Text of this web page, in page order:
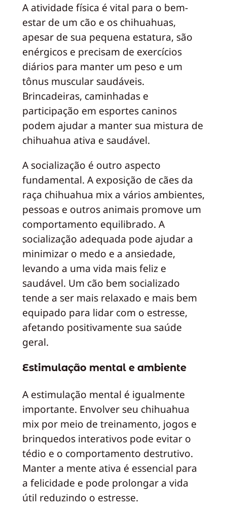
A atividade física é vital para o bem-
estar de um cão e os chihuahuas,
apesar de sua pequena estatura, são
enérgicos e precisam de exercícios
diários para manter um peso e um
tônus muscular saudáveis.
Brincadeiras, caminhadas e
participação em esportes caninos
podem ajudar a manter sua mistura de
chihuahua ativa e saudável.
A socialização é outro aspecto
fundamental. A exposição de cães da
raça chihuahua mix a vários ambientes,
pessoas e outros animais promove um
comportamento equilibrado. A
socialização adequada pode ajudar a
minimizar o medo e a ansiedade,
levando a uma vida mais feliz e
saudável. Um cão bem socializado
tende a ser mais relaxado e mais bem
equipado para lidar com o estresse,
afetando positivamente sua saúde
geral.
Estimulação mental e ambiente
A estimulação mental é igualmente
importante. Envolver seu chihuahua
mix por meio de treinamento, jogos e
brinquedos interativos pode evitar o
tédio e o comportamento destrutivo.
Manter a mente ativa é essencial para
a felicidade e pode prolongar a vida
útil reduzindo o estresse.